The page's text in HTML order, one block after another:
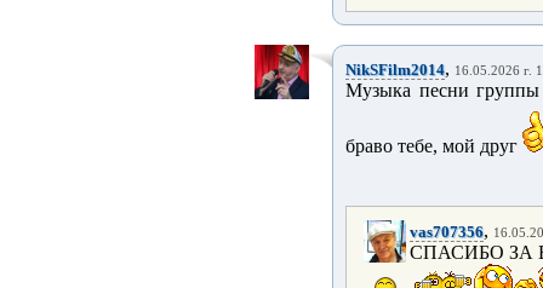
NikSFilm2014, 16.05.2026 г.
Музыка песни
браво тебе, мой друг
vas707356,
СПАСИБО ЗА